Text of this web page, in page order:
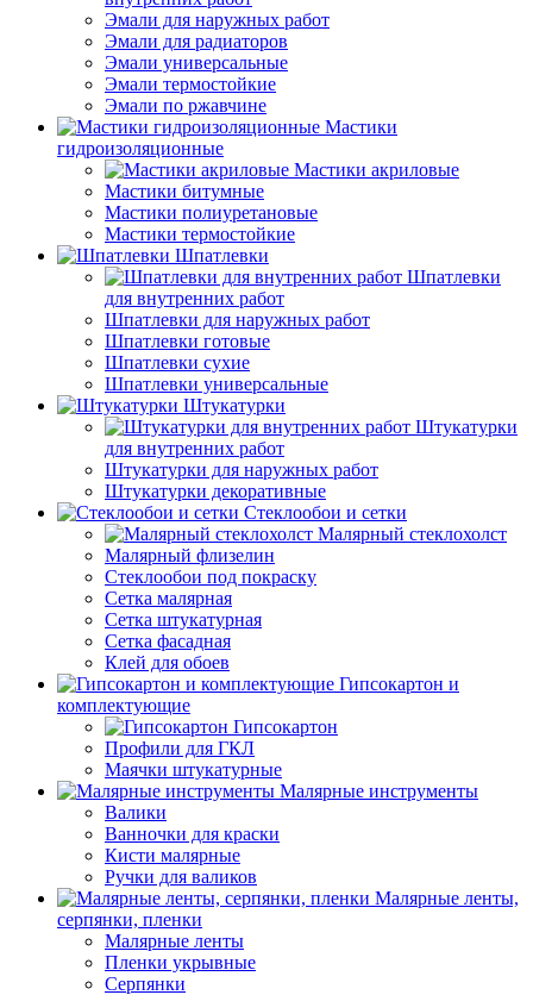
Эмали для наружных работ
Эмали для радиаторов
Эмали универсальные
Эмали термостойкие
Эмали по ржавчине
Мастики
гидроизоляционные
Мастики акриловые
Мастики битумные
Мастики полиуретановые
Мастики термостойкие
Шпатлевки
Шпатлевки
для внутренних работ
Шпатлевки для наружных работ
Шпатлевки готовые
Шпатлевки сухие
Шпатлевки универсальные
Штукатурки
Штукатурки
для внутренних работ
Штукатурки для наружных работ
Штукатурки декоративные
Стеклообои и сетки
Малярный стеклохолст
Малярный флизелин
Стеклообои под покраску
Сетка малярная
Сетка штукатурная
Сетка фасадная
Клей для обоев
Гипсокартон и
комплектующие
Гипсокартон
Профили для ГКЛ
Маячки штукатурные
Малярные инструменты
Валики
Ванночки для краски
Кисти малярные
Ручки для валиков
Малярные ленты,
серпянки, пленки
Малярные ленты
Пленки укрывные
Серпянки